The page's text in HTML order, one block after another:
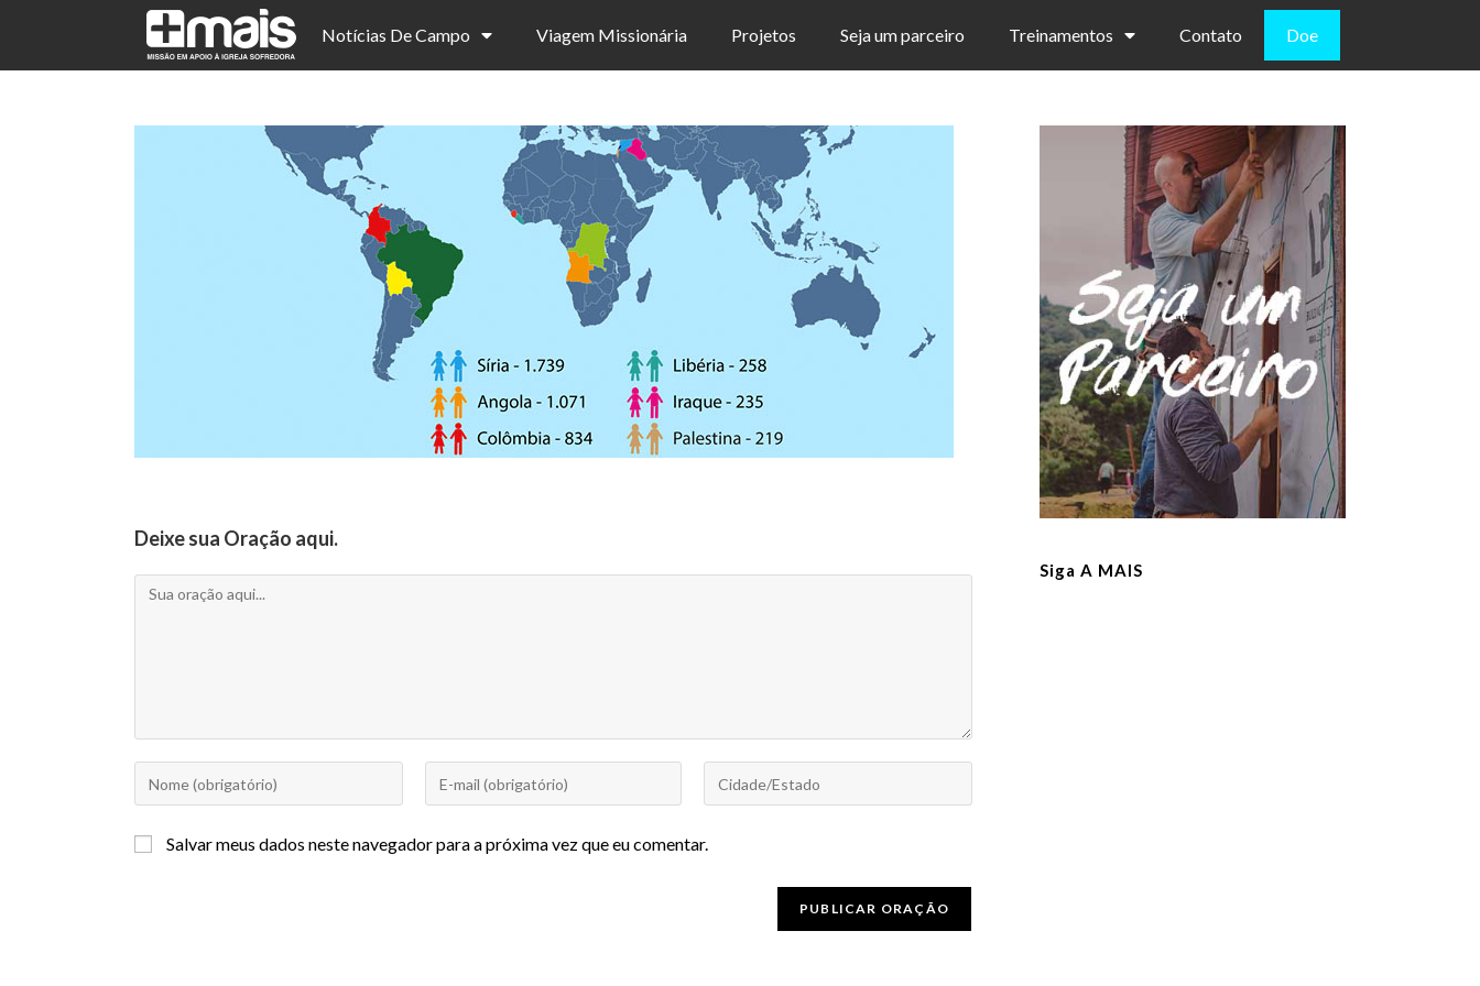
Notícias De Campo Viagem Missionária Projetos Seja um parceiro Treinamentos Contato Doe
Deixe sua Oração aqui.
Salvar meus dados neste navegador para a próxima vez que eu comentar.
Siga A MAIS